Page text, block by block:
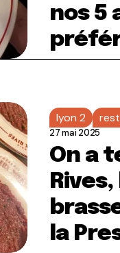
nos 5
lyon 2
27 mai 2025
On a
la